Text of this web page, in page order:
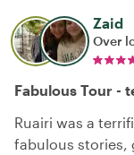
Zaid
Over
Fabulous Tour -
Ruairi was a
fabulous stories,